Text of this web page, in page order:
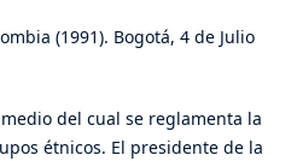
(1991). Bogotá, 4 de Julio
del cual se reglamenta la
étnicos. El presidente de la